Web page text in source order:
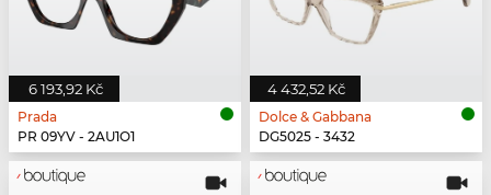
6 193,92 Kč
Prada
PR 09YV - 2AU1O1
4 432,52 Kč
Dolce & Gabbana
DG5025 - 3432